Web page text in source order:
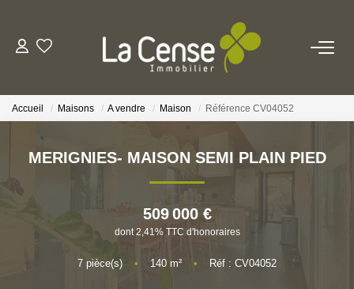
NOS AGENCES
Qui Sommes-Nous
Accueil Maisons A vendre Maison Référence CV04052
MERIGNIES- MAISON SEMI PLAIN PIED
509 000 €
dont 2,41% TTC d'honoraires
7 pièce(s) • 140 m² • Réf : CV04052